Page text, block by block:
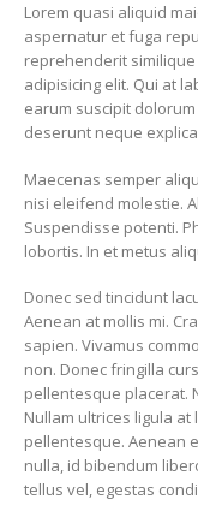
Lorem quasi aliquid
aspernatur et fuga
reprehenderit
adipisicing elit. Qui at
earum suscipit
deserunt neque
Maecenas semper
nisi eleifend molestie.
Suspendisse potenti.
lobortis. In et metus
Donec sed tincidunt
Aenean at mollis mi.
sapien. Vivamus
non. Donec fringilla
pellentesque placerat.
Nullam ultrices ligula
pellentesque. Aenean
nulla, id bibendum
tellus vel, egestas